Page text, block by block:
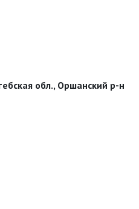
обл., Оршанский р-н